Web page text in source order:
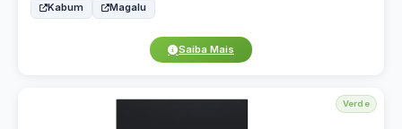
Kabum Magalu
Saiba Mais
Verde